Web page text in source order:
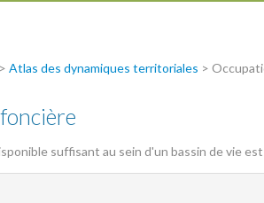
> Atlas des dynamiques territoriales >
suffisant au sein d'un bassin de vie